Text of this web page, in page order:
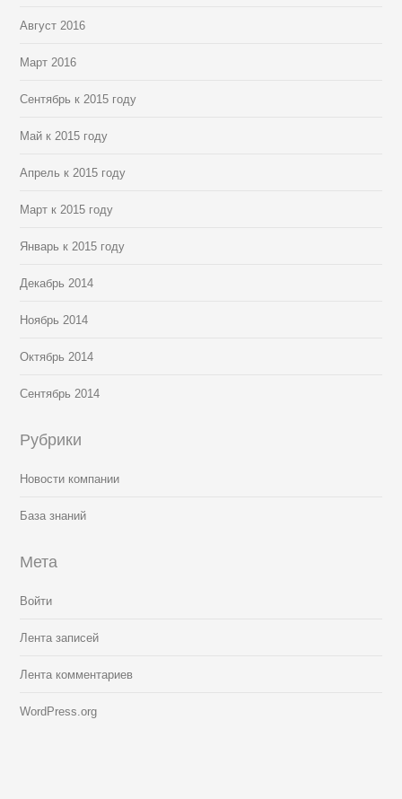
Август 2016
Март 2016
Сентябрь к 2015 году
Май к 2015 году
Апрель к 2015 году
Март к 2015 году
Январь к 2015 году
Декабрь 2014
Ноябрь 2014
Октябрь 2014
Сентябрь 2014
Рубрики
Новости компании
База знаний
Мета
Войти
Лента записей
Лента комментариев
WordPress.org